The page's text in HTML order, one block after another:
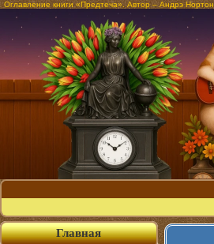
Оглавление книги «Предтеча». Автор – Андрэ Нортон
Главная